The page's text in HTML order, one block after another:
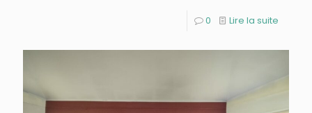
0 Lire la suite